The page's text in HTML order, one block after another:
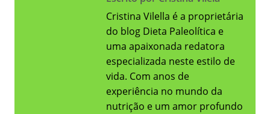
Cristina Vilella é a proprietária
do blog Dieta Paleolítica e
uma apaixonada redatora
especializada neste estilo de
vida. Com anos de
experiência no mundo da
nutrição e um amor profundo